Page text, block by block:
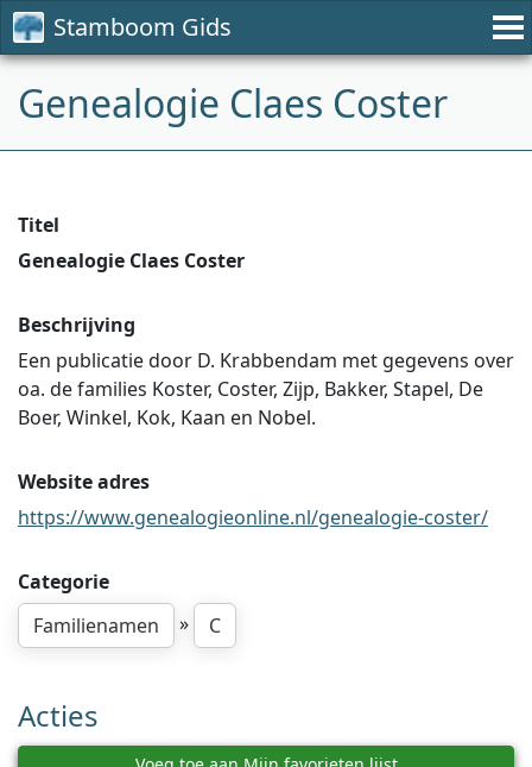
Stamboom Gids
Genealogie Claes Coster
Titel
Genealogie Claes Coster
Beschrijving
Een publicatie door D. Krabbendam met gegevens over
oa. de families Koster, Coster, Zijp, Bakker, Stapel, De
Boer, Winkel, Kok, Kaan en Nobel.
Website adres
https://www.genealogieonline.nl/genealogie-coster/
Categorie
Familienamen
» C
Acties